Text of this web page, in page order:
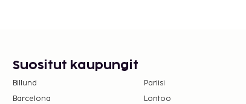
Suositut kaupungit
Billund Pariisi
Barcelona
Lontoo